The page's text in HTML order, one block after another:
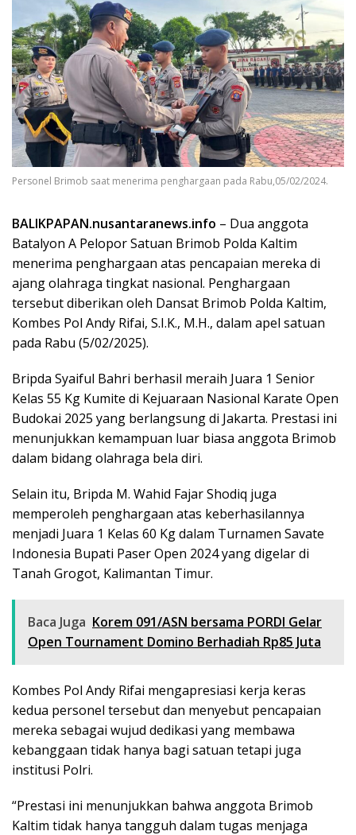
Personel Brimob saat menerima penghargaan pada Rabu,05/02/2024.
BALIKPAPAN.nusantaranews.info – Dua anggota
Batalyon A Pelopor Satuan Brimob Polda Kaltim
menerima penghargaan atas pencapaian mereka di
ajang olahraga tingkat nasional. Penghargaan
tersebut diberikan oleh Dansat Brimob Polda Kaltim,
Kombes Pol Andy Rifai, S.I.K., M.H., dalam apel satuan
pada Rabu (5/02/2025).
Bripda Syaiful Bahri berhasil meraih Juara 1 Senior
Kelas 55 Kg Kumite di Kejuaraan Nasional Karate Open
Budokai 2025 yang berlangsung di Jakarta. Prestasi ini
menunjukkan kemampuan luar biasa anggota Brimob
dalam bidang olahraga bela diri.
Selain itu, Bripda M. Wahid Fajar Shodiq juga
memperoleh penghargaan atas keberhasilannya
menjadi Juara 1 Kelas 60 Kg dalam Turnamen Savate
Indonesia Bupati Paser Open 2024 yang digelar di
Tanah Grogot, Kalimantan Timur.
Baca Juga Korem 091/ASN bersama PORDI Gelar
Open Tournament Domino Berhadiah Rp85 Juta
Kombes Pol Andy Rifai mengapresiasi kerja keras
kedua personel tersebut dan menyebut pencapaian
mereka sebagai wujud dedikasi yang membawa
kebanggaan tidak hanya bagi satuan tetapi juga
institusi Polri.
“Prestasi ini menunjukkan bahwa anggota Brimob
Kaltim tidak hanya tangguh dalam tugas menjaga